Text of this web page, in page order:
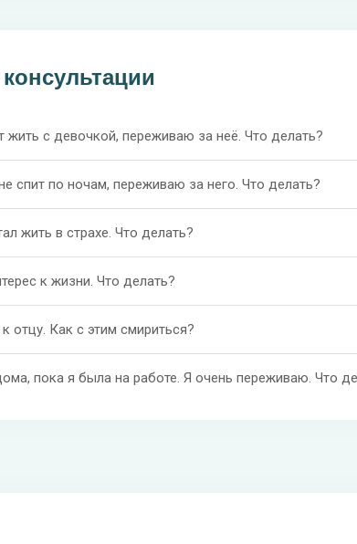
жить с девочкой, переживаю за неё. Что делать?
спит по ночам, переживаю за него. Что делать?
жить в страхе. Что делать?
к жизни. Что делать?
отцу. Как с этим смириться?
пока я была на работе. Я очень переживаю. Что